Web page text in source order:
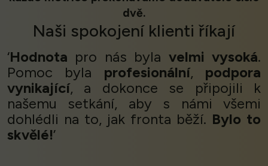
dvě.
Naši spokojení klienti říkají
‘Hodnota pro nás byla velmi vysoká.
Pomoc byla profesionální, podpora
vynikající, a dokonce se připojili k
našemu setkání, aby s námi všemi
dohlédli na to, jak fronta běží. Bylo to
skvělé!’